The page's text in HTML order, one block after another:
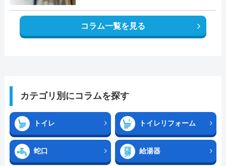
コラム一覧を見る
カテゴリ別にコラムを探す
トイレ トイレリフォーム
蛇口 給湯器